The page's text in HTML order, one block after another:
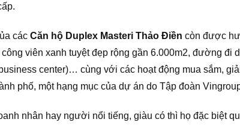
các Căn hộ Duplex Masteri Thảo Điền còn được
viên xanh tuyệt đẹp rộng gần 6.000m2, đường
center)… cùng với các hoạt động mua sắm,
phố, một hạng mục của dự án do Tập đoàn
nhân hay người nổi tiếng, giàu có thì họ đặc biệt